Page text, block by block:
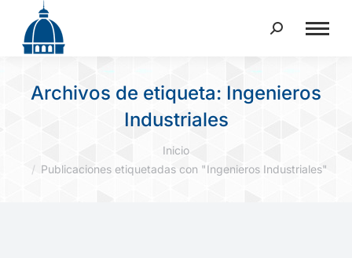
Buscar:
Archivos de etiqueta: Ingenieros
Industriales
Inicio
Publicaciones etiquetadas con "Ingenieros Industriales"